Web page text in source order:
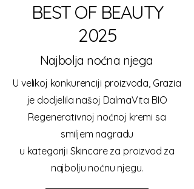
BEST OF BEAUTY
2025
Najbolja noćna njega
U velikoj konkurenciji proizvoda, Grazia
je dodjelila našoj DalmaVita BIO
Regenerativnoj noćnoj kremi sa
smiljem nagradu
u kategoriji Skincare za proizvod za
najbolju noćnu njegu.